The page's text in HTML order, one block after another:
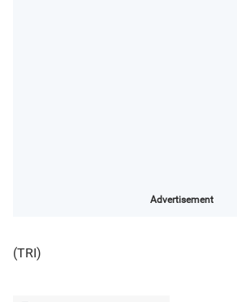
Advertisement
(TRI)